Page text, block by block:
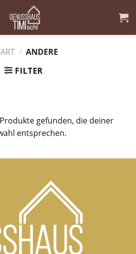
/ ANDERE
FILTER
gefunden, die deiner
entsprechen.